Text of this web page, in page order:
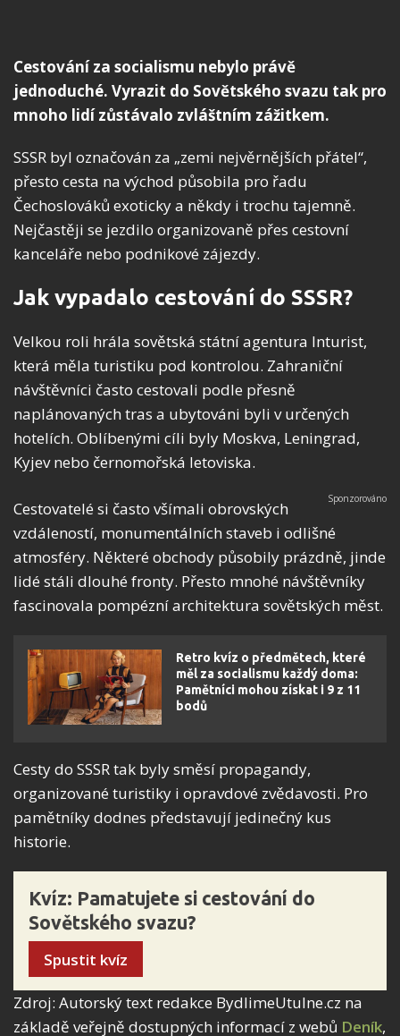
Cestování za socialismu nebylo právě
jednoduché. Vyrazit do Sovětského svazu tak pro
mnoho lidí zůstávalo zvláštním zážitkem.
SSSR byl označován za „zemi nejvěrnějších přátel“,
přesto cesta na východ působila pro řadu
Čechoslováků exoticky a někdy i trochu tajemně.
Nejčastěji se jezdilo organizovaně přes cestovní
kanceláře nebo podnikové zájezdy.
Jak vypadalo cestování do SSSR?
Velkou roli hrála sovětská státní agentura Inturist,
která měla turistiku pod kontrolou. Zahraniční
návštěvníci často cestovali podle přesně
naplánovaných tras a ubytováni byli v určených
hotelích. Oblíbenými cíli byly Moskva, Leningrad,
Kyjev nebo černomořská letoviska.
Cestovatelé si často všímali obrovských
vzdáleností, monumentálních staveb i odlišné
atmosféry. Některé obchody působily prázdně, jinde
lidé stáli dlouhé fronty. Přesto mnohé návštěvníky
fascinovala pompézní architektura sovětských měst.
Retro kvíz o předmětech, které
měl za socialismu každý doma:
Pamětníci mohou získat i 9 z 11
bodů
Cesty do SSSR tak byly směsí propagandy,
organizované turistiky i opravdové zvědavosti. Pro
pamětníky dodnes představují jedinečný kus
historie.
Kvíz: Pamatujete si cestování do
Sovětského svazu?
Spustit kvíz
Zdroj: Autorský text redakce BydlimeUtulne.cz na
základě veřejně dostupných informací z webů Deník,